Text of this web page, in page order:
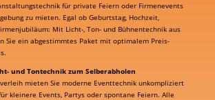
für private Feiern oder Firmenevents
zu mieten. Egal ob Geburtstag, Hochzeit,
Mit Licht-, Ton- und Bühnentechnik aus
Sie ein abgestimmtes Paket mit optimalem Preis-
und Tontechnik zum Selberabholen
mieten Sie moderne Eventtechnik unkompliziert
kleinere Events, Partys oder spontane Feiern. Alle